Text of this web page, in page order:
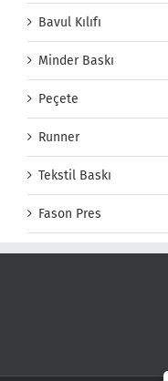
Bavul Kılıfı
Minder Baskı
Peçete
Runner
Tekstil Baskı
Fason Pres